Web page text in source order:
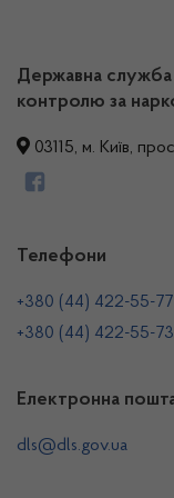
Державна служба
контролю за
03115, м. Київ,
Телефони
+380 (44) 422-55-77
+380 (44) 422-55-73
Електронна
dls@dls.gov.ua